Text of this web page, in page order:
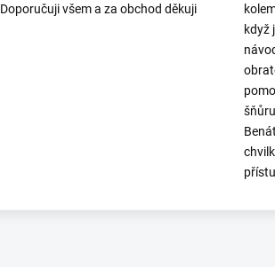
Doporučuji všem a za obchod děkuji
když